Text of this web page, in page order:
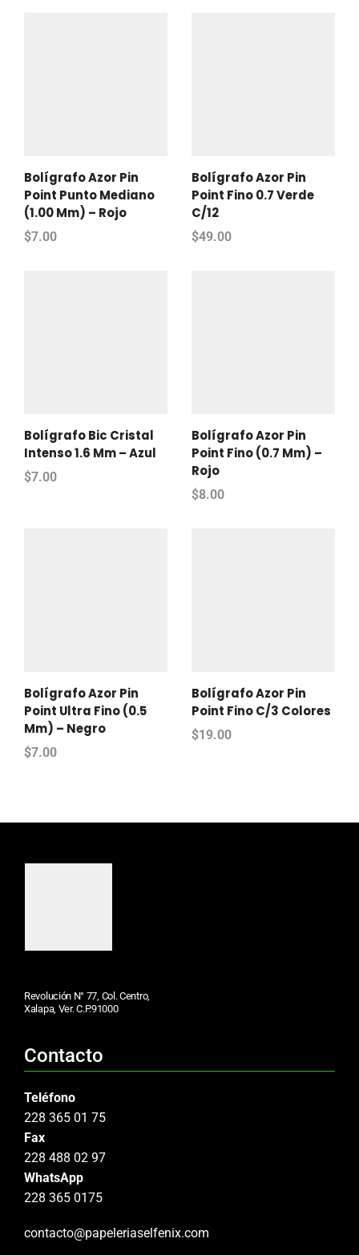
Bolígrafo Azor Pin
Point Punto Mediano
(1.00 Mm) – Rojo
$7.00
Bolígrafo Azor Pin
Point Fino 0.7 Verde
C/12
$49.00
Bolígrafo Bic Cristal
Intenso 1.6 Mm – Azul
$7.00
Bolígrafo Azor Pin
Point Fino (0.7 Mm) –
Rojo
$8.00
Bolígrafo Azor Pin
Point Ultra Fino (0.5
Mm) – Negro
$7.00
Bolígrafo Azor Pin
Point Fino C/3 Colores
$19.00
Revolución N° 77, Col. Centro,
Xalapa, Ver. C.P.91000
Contacto
Teléfono
228 365 01 75
Fax
228 488 02 97
WhatsApp
228 365 0175
contacto@papeleriaselfenix.com